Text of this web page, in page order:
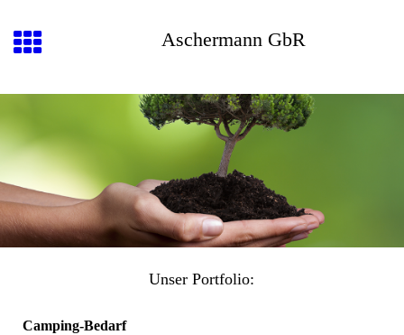
Aschermann GbR
Unser Portfolio:
Camping-Bedarf